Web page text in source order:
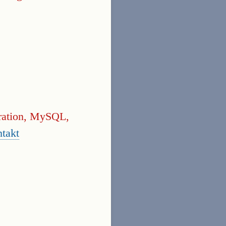
MySQL,